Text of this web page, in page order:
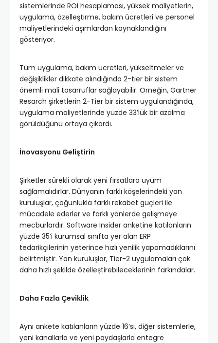
sistemlerinde ROI hesaplaması, yüksek maliyetlerin,
uygulama, özelleştirme, bakım ücretleri ve personel
maliyetlerindeki aşımlardan kaynaklandığını
gösteriyor.
Tüm uygulama, bakım ücretleri, yükseltmeler ve
değişiklikler dikkate alındığında 2-tier bir sistem
önemli mali tasarruflar sağlayabilir. Örneğin, Gartner
Resarch şirketlerin 2-Tier bir sistem uygulandığında,
uygulama maliyetlerinde yüzde 33’lük bir azalma
görüldüğünü ortaya çıkardı.
İnovasyonu Geliştirin
Şirketler sürekli olarak yeni fırsatlara uyum
sağlamalıdırlar. Dünyanın farklı köşelerindeki yan
kuruluşlar, çoğunlukla farklı rekabet güçleri ile
mücadele ederler ve farklı yönlerde gelişmeye
mecburlardır. Software Insider anketine katılanların
yüzde 35’i kurumsal sınıfta yer alan ERP
tedarikçilerinin yeterince hızlı yenilik yapamadıklarını
belirtmiştir. Yan kuruluşlar, Tier-2 uygulamaları çok
daha hızlı şekilde özelleştirebileceklerinin farkındalar.
Daha Fazla Çeviklik
Aynı ankete katılanların yüzde 16’sı, diğer sistemlerle,
yeni kanallarla ve yeni paydaşlarla entegre